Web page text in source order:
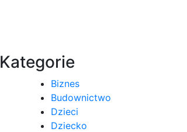
Kategorie
Biznes
Budownictwo
Dzieci
Dziecko